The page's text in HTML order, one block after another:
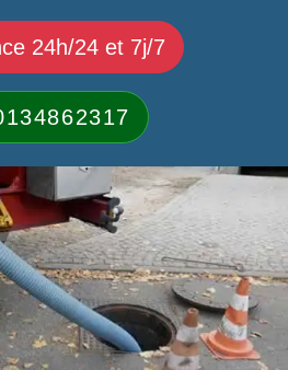
24h/24 et 7j/7